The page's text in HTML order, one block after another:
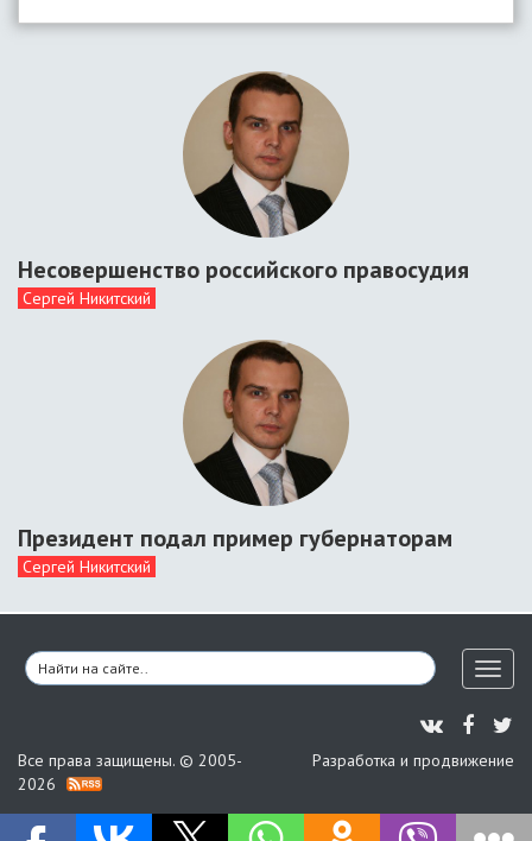
Несовершенство российского правосудия
Сергей Никитский
Президент подал пример губернаторам
Сергей Никитский
Все права защищены. © 2005-
2026
Разработка и продвижение